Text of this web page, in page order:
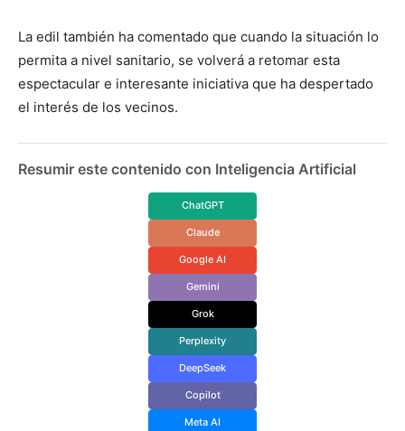
La edil también ha comentado que cuando la situación lo
permita a nivel sanitario, se volverá a retomar esta
espectacular e interesante iniciativa que ha despertado
el interés de los vecinos.
Resumir este contenido con Inteligencia Artificial
ChatGPT
Claude
Google AI
Gemini
Grok
Perplexity
DeepSeek
Copilot
Meta AI